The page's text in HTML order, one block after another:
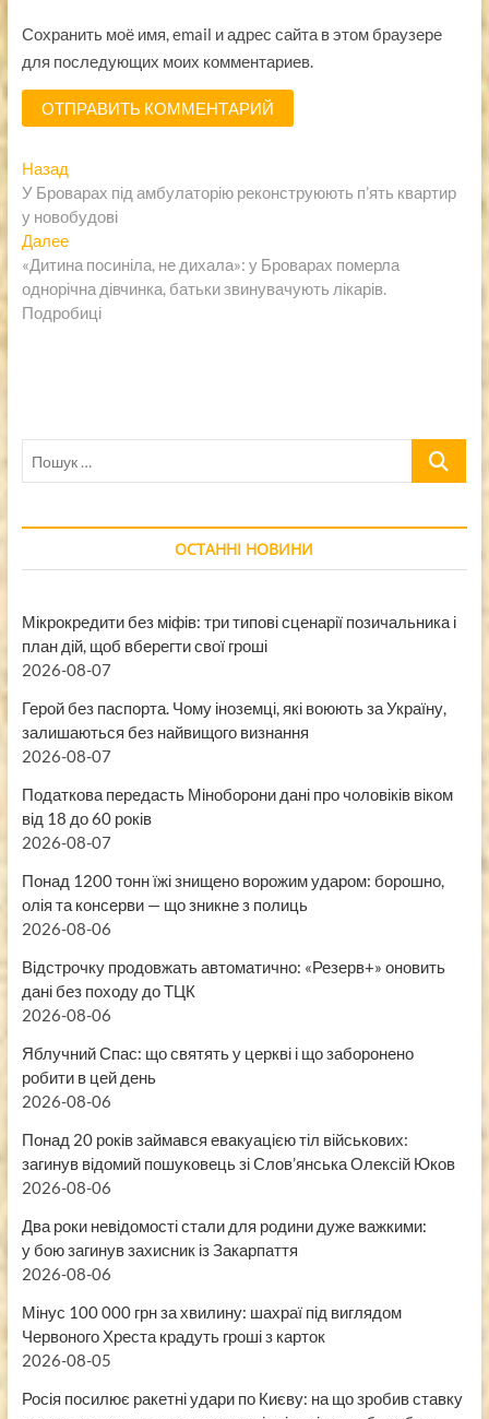
Сохранить моё имя, email и адрес сайта в этом браузере
для последующих моих комментариев.
Навигация
по
записям
НазадПредыдущая
запись:
У Броварах під амбулаторію реконструюють п’ять квартир
у новобудові
ДалееСледующая
запись:
«Дитина посиніла, не дихала»: у Броварах померла
однорічна дівчинка, батьки звинувачують лікарів.
Подробиці
Пошук
ОСТАННІ НОВИНИ
Мікрокредити без міфів: три типові сценарії позичальника і
план дій, щоб вберегти свої гроші
2026-08-07
Герой без паспорта. Чому іноземці, які воюють за Україну,
залишаються без найвищого визнання
2026-08-07
Податкова передасть Міноборони дані про чоловіків віком
від 18 до 60 років
2026-08-07
Понад 1200 тонн їжі знищено ворожим ударом: борошно,
олія та консерви — що зникне з полиць
2026-08-06
Відстрочку продовжать автоматично: «Резерв+» оновить
дані без походу до ТЦК
2026-08-06
Яблучний Спас: що святять у церкві і що заборонено
робити в цей день
2026-08-06
Понад 20 років займався евакуацією тіл військових:
загинув відомий пошуковець зі Слов’янська Олексій Юков
2026-08-06
Два роки невідомості стали для родини дуже важкими:
у бою загинув захисник із Закарпаття
2026-08-06
Мінус 100 000 грн за хвилину: шахраї під виглядом
Червоного Хреста крадуть гроші з карток
2026-08-05
Росія посилює ракетні удари по Києву: на що зробив ставку